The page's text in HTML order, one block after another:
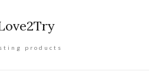
products